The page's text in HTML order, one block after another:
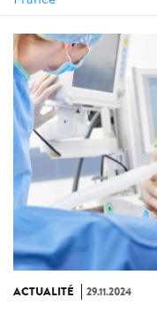
ACTUALITÉ 29.11.2024